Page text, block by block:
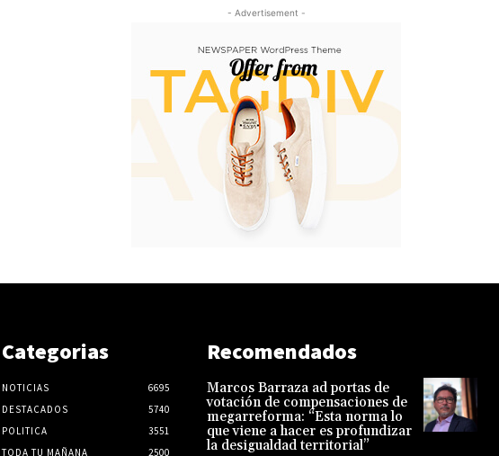
- Advertisement -
Categorias
NOTICIAS
6695
DESTACADOS
5740
POLITICA
3551
TODA TU MAÑANA
2500
Recomendados
Marcos Barraza ad portas de
votación de compensaciones de
megarreforma: “Esta norma lo
que viene a hacer es profundizar
la desigualdad territorial”